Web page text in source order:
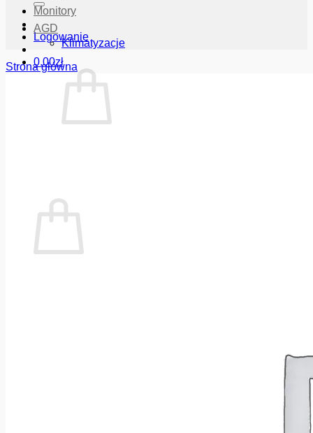
Logowanie
0.00zł
Monitory
AGD
Klimatyzacje
Strona główna